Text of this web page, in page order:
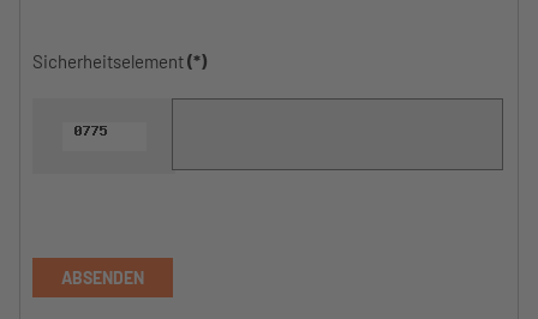
Sicherheitselement(*)
ABSENDEN